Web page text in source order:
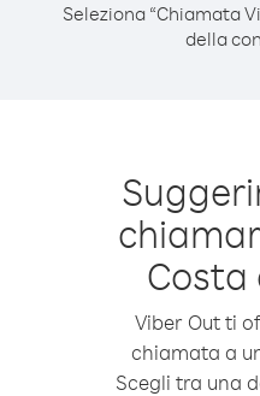
Seleziona “Chiamata
della
Costa
Viber Out ti
chiamata a
Scegli tra una